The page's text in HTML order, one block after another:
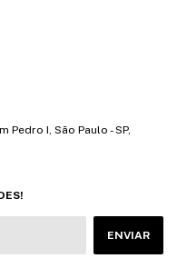
Pedro I, São Paulo - SP,